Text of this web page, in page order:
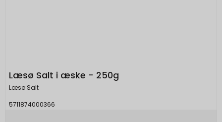
Læsø Salt i æske - 250g
Læsø Salt
5711874000366